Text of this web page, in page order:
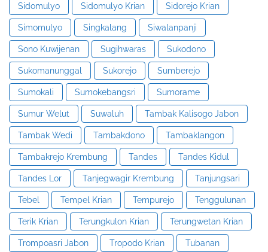
Sidomulyo Sidomulyo Krian Sidorejo Krian
Simomulyo Singkalang Siwalanpanji
Sono Kuwijenan Sugihwaras Sukodono
Sukomanunggal Sukorejo Sumberejo
Sumokali Sumokebangsri Sumorame
Sumur Welut Suwaluh Tambak Kalisogo Jabon
Tambak Wedi Tambakdono Tambaklangon
Tambakrejo Krembung Tandes Tandes Kidul
Tandes Lor Tanjegwagir Krembung Tanjungsari
Tebel Tempel Krian Tempurejo Tenggulunan
Terik Krian Terungkulon Krian Terungwetan Krian
Trompoasri Jabon Tropodo Krian Tubanan